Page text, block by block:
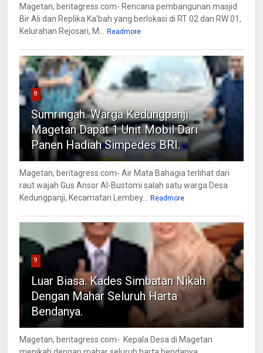
Magetan, beritagress.com- Rencana pembangunan masjid
Bir Ali dan Replika Ka'bah yang berlokasi di RT 02 dan RW 01,
Kelurahan Rejosari, M...
Readmore
8
Sumringah. Warga Kedungpanji
Magetan Dapat 1 Unit Mobil Dari
Panen Hadiah Simpedes BRI.
Magetan, beritagress.com- Air Mata Bahagia terlihat dari
raut wajah Gus Ansor Al-Bustomi salah satu warga Desa
Kedungpanji, Kecamatan Lembey...
Readmore
9
Luar Biasa. Kades Simbatan Nikah
Dengan Mahar Seluruh Harta
Bendanya.
Magetan, beritagress.com- Kepala Desa di Magetan